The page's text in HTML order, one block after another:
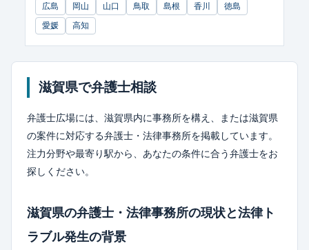
広島 岡山 山口 鳥取 島根 香川
徳島
愛媛
高知
滋賀県で弁護士相談
弁護士広場には、滋賀県内に事務所を構え、または滋賀県
の案件に対応する弁護士・法律事務所を掲載しています。
注力分野や最寄り駅から、あなたの条件に合う弁護士をお
探しください。
滋賀県の弁護士・法律事務所の現状と法律ト
ラブル発生の背景